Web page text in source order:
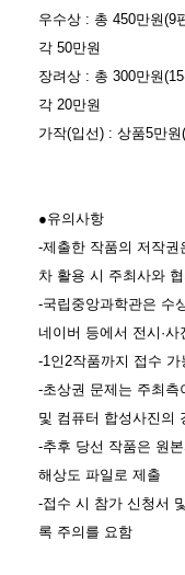
우수상 : 총 450만원(9
각 50만원
장려상 : 총 300만원
각 20만원
가작(입선) : 상품5만원
●유의사항
-제출한 작품의 저작
차 활용 시 주최사와 협
-국립중앙과학관은 수
네이버 등에서 전시·
-1인2작품까지 접수
-초상권 문제는 주최
및 컴퓨터 합성사진의
-추후 당선 작품은 원
해상도 파일로 제출
-접수 시 참가 신청서
록 주의를 요함